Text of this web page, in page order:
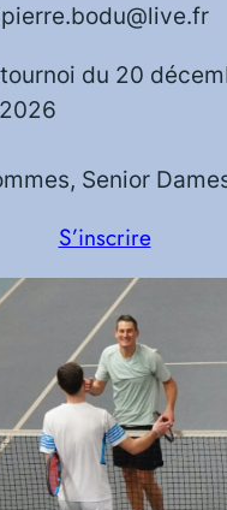
pierre.bodu@live.fr
du 20
Senior
S’inscrire